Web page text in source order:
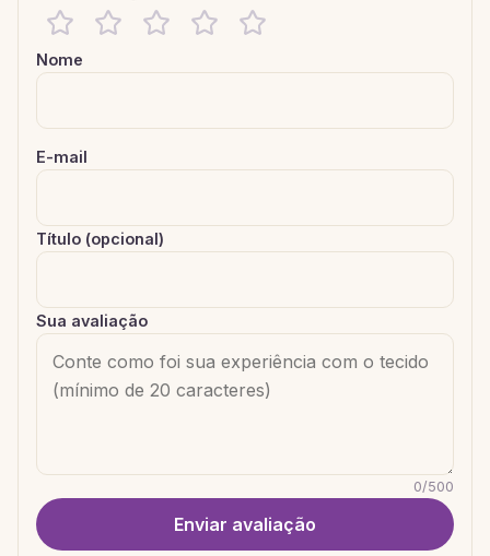
Nome
E-mail
Título (opcional)
Sua avaliação
0/500
Enviar avaliação